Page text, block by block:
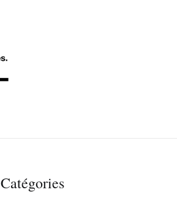
Catégories